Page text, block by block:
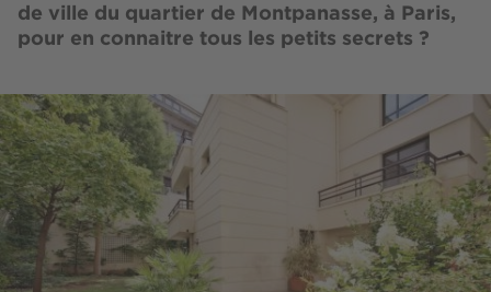
de ville du quartier de Montpanasse, à Paris,
pour en connaitre tous les petits secrets ?
Image